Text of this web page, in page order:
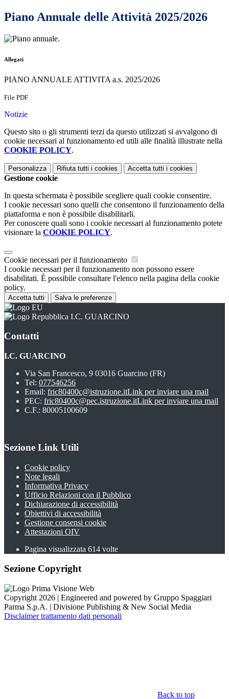
Piano Annuale delle Attività 2025/2026
.
Allegati
PIANO ANNUALE ATTIVITA a.s. 2025/2026
File PDF
Notizie
Questo sito o gli strumenti terzi da questo utilizzati si avvalgono di
cookie necessari al funzionamento ed utili alle finalità illustrate nella
COOKIE POLICY.
Personalizza Rifiuta tutti i cookies Accetta tutti i cookies
Gestione cookie
In questa schermata è possibile scegliere quali cookie consentire.
I cookie necessari sono quelli che consentono il funzionamento della
piattaforma e non è possibile disabilitarli.
Per conoscere quali sono i cookie necessari al funzionamento potete
visionare la COOKIE POLICY.
Cookie necessari per il funzionamento
I cookie necessari per il funzionamento non possono essere
disabilitati. È possibile consultare l'elenco nella pagina della cookie
policy.
Accetta tutti Salva le preferenze
I.C. GUARCINO
Contatti
I.C. GUARCINO
Via San Francesco, 9 03016 Guarcino (FR)
Tel: 077546256
Email: fric80400c@istruzione.itLink per inviare una mail
PEC: fric80400c@pec.istruzione.itLink per inviare una mail
C.F.: 80005100609
Sezione Link Utili
Cookie policy
Note legali
Informativa Privacy
Ufficio Relazioni con il Pubblico
Dichiarazione di accessibilità
Obiettivi di accessibilità
Gestione consensi cookie
Attestazioni OIV
Pagina visualizzata 614 volte
Sezione Copyright
Copyright 2026 | Engineered and powered by Gruppo Spaggiari
Parma S.p.A. | Divisione Publishing & New Social Media
Disclaimer trattamento dati personali
Back to top